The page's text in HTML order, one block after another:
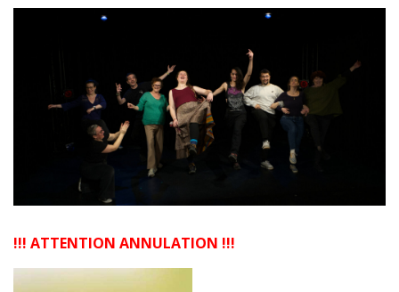
/
!!! ATTENTION ANNULATION !!!